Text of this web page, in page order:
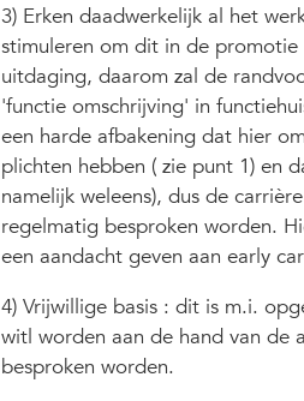
3) Erken daadwerkelijk al het
stimuleren om dit in de
uitdaging, daarom zal de
'functie omschrijving' in
een harde afbakening dat hier
plichten hebben ( zie punt 1) en
namelijk weleens), dus de
regelmatig besproken worden.
een aandacht geven aan early
4) Vrijwillige basis : dit is m.i.
witl worden aan de hand van de
besproken worden.